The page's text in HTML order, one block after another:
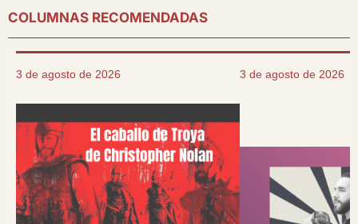
COLUMNAS RECOMENDADAS
3 de agosto de 2026 3 de agosto de 2026